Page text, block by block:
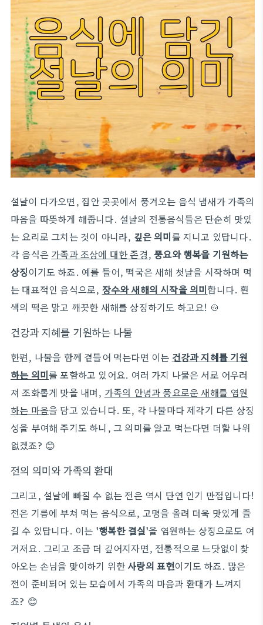
설날이 다가오면, 집안 곳곳에서 풍겨오는 음식 냄새가 가족의
마음을 따뜻하게 해줍니다. 설날의 전통음식들은 단순히 맛있
는 요리로 그치는 것이 아니라, 깊은 의미를 지니고 있답니다.
각 음식은 가족과 조상에 대한 존경,풍요와 행복을 기원하는
상징이기도 하죠. 예를 들어, 떡국은 새해 첫날을 시작하며 먹
는 대표적인 음식으로, 장수와 새해의 시작을 의미합니다. 흰
색의 떡은 맑고 깨끗한 새해를 상징하기도 하고요! 🍲
건강과 지혜를 기원하는 나물
한편, 나물을 함께 곁들여 먹는다면 이는 건강과 지혜를 기원
하는 의미를 포함하고 있어요. 여러 가지 나물은 서로 어우러
져 조화롭게 맛을 내며, 가족의 안녕과 풍요로운 새해를 염원
하는 마음을 담고 있습니다. 또, 각 나물마다 제각기 다른 상징
성을 부여해 주기도 하니, 그 의미를 알고 먹는다면 더할 나위
없겠죠? 😊
전의 의미와 가족의 환대
그리고, 설날에 빠질 수 없는 전은 역시 단연 인기 만점입니다!
전은 기름에 부쳐 먹는 음식으로, 고명을 올려 더욱 맛있게 즐
길 수 있답니다. 이는 '행복한 결실'을 염원하는 상징으로도 여
겨져요. 그리고 조금 더 깊어지자면, 전통적으로 느닷없이 찾
아오는 손님을 맞이하기 위한사랑의 표현이기도 하죠. 많은
전이 준비되어 있는 모습에서 가족의 마음과 환대가 느껴지
죠? 😊